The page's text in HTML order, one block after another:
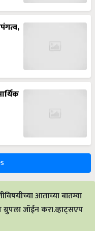
आताच्या बातम्या
जॉईन करा.व्हाट्सएप